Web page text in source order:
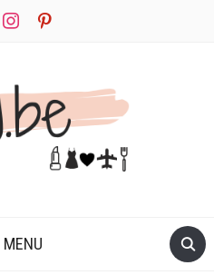
instagrampinterest
MENU